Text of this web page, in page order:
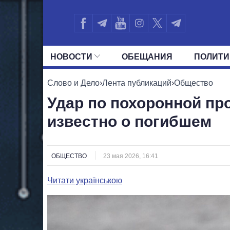
НОВОСТИ ОБЕЩАНИЯ
ВСЕ ПОЛИТИКИ ПРЕЗИДЕНТ И
Слово и Дело›Лента публикаций›Общество
Удар по похоронной
известно о погибшем
ОБЩЕСТВО 23 мая 2026, 16:41
Читати українською